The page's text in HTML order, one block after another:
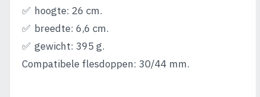
hoogte: 26 cm.
breedte: 6,6 cm.
gewicht: 395 g.
Compatibele flesdoppen: 30/44 mm.